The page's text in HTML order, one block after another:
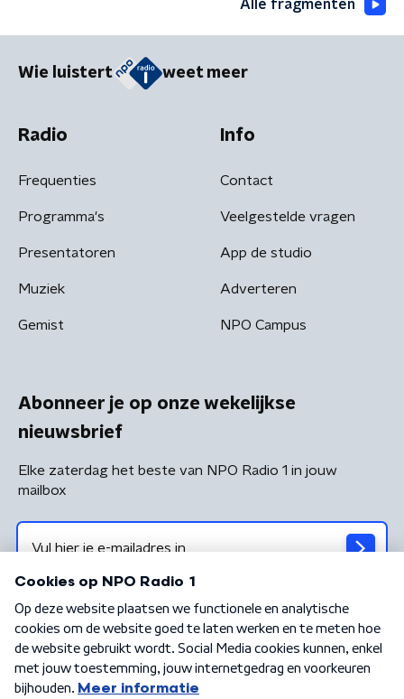
Alle fragmenten
Wie luistert weet meer
Radio
Frequenties
Programma's
Presentatoren
Muziek
Gemist
Info
Contact
Veelgestelde vragen
App de studio
Adverteren
NPO Campus
Abonneer je op onze wekelijkse
nieuwsbrief
Elke zaterdag het beste van NPO Radio 1 in jouw
mailbox
Algemene voorwaarden Privacybeleid